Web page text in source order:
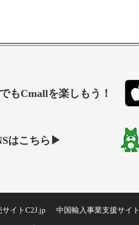
もCmallを楽しもう！
はこちら▶
イトC2J.jp
中国輸入事業支援サイト